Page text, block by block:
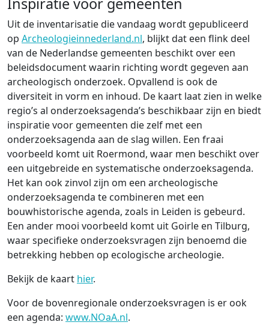
Uit de inventarisatie die vandaag wordt gepubliceerd
op Archeologieinnederland.nl, blijkt dat een flink deel
van de Nederlandse gemeenten beschikt over een
beleidsdocument waarin richting wordt gegeven aan
archeologisch onderzoek. Opvallend is ook de
diversiteit in vorm en inhoud. De kaart laat zien in welke
regio’s al onderzoeksagenda’s beschikbaar zijn en biedt
inspiratie voor gemeenten die zelf met een
onderzoeksagenda aan de slag willen. Een fraai
voorbeeld komt uit Roermond, waar men beschikt over
een uitgebreide en systematische onderzoeksagenda.
Het kan ook zinvol zijn om een archeologische
onderzoeksagenda te combineren met een
bouwhistorische agenda, zoals in Leiden is gebeurd.
Een ander mooi voorbeeld komt uit Goirle en Tilburg,
waar specifieke onderzoeksvragen zijn benoemd die
betrekking hebben op ecologische archeologie.
Bekijk de kaart hier.
Voor de bovenregionale onderzoeksvragen is er ook
een agenda: www.NOaA.nl.